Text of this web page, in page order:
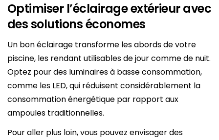
Optimiser l’éclairage extérieur avec
des solutions économes
Un bon éclairage transforme les abords de votre
piscine, les rendant utilisables de jour comme de nuit.
Optez pour des luminaires à basse consommation,
comme les LED, qui réduisent considérablement la
consommation énergétique par rapport aux
ampoules traditionnelles.
Pour aller plus loin, vous pouvez envisager des